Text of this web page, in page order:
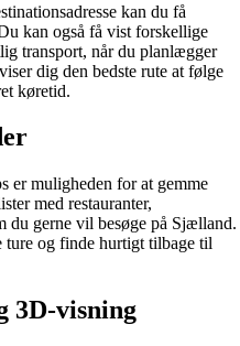
kan du få
kan også få vist forskellige
transport, når du planlægger
dig den bedste rute at følge
køretid.
er muligheden for at gemme
med restauranter,
du gerne vil besøge på Sjælland.
ture og finde hurtigt tilbage til
3D-visning